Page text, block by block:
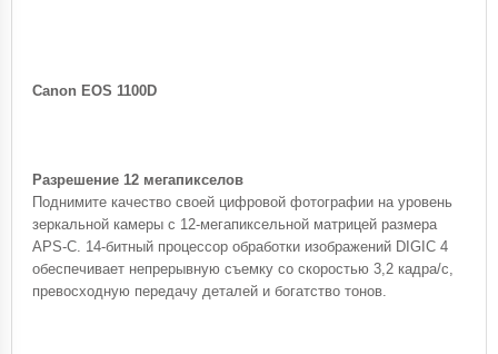
Canon EOS 1100D
Разрешение 12 мегапикселов
Поднимите качество своей цифровой фотографии на уровень
зеркальной камеры с 12-мегапиксельной матрицей размера
APS-C. 14-битный процессор обработки изображений DIGIC 4
обеспечивает непрерывную съемку со скоростью 3,2 кадра/с,
превосходную передачу деталей и богатство тонов.